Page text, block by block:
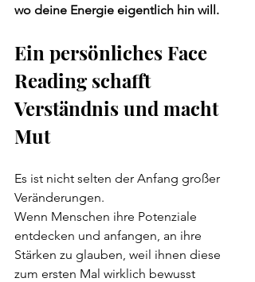
wo deine Energie eigentlich hin will.
Ein persönliches Face
Reading schafft
Verständnis und macht
Mut
Es ist nicht selten der Anfang großer
Veränderungen.
Wenn Menschen ihre Potenziale
entdecken und anfangen, an ihre
Stärken zu glauben, weil ihnen diese
zum ersten Mal wirklich bewusst